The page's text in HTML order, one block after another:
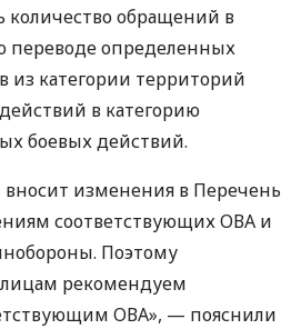
количество обращений в
переводе определенных
из категории территорий
в категорию
боевых действий.
изменения в Перечень
соответствующих ОВА и
Поэтому
рекомендуем
ОВА», — пояснили